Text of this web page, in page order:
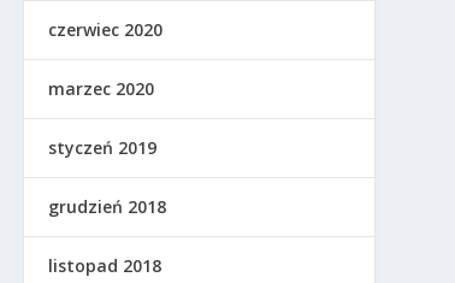
czerwiec 2020
marzec 2020
styczeń 2019
grudzień 2018
listopad 2018